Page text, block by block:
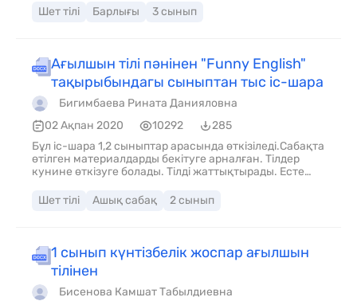
Шет тілі Барлығы 3 сынып
Ағылшын тілі пәнінен "Funny English"
тақырыбындагы сыныптан тыс іс-шара
Бигимбаева Рината Данияловна
02 Ақпан 2020
10292
285
Бұл іс-шара 1,2 сыныптар арасында өткізіледі.Сабақта
өтілген материалдарды бекітуге арналған. Тілдер
кунине өткізуге болады. Тілді жаттықтырады. Есте
дамытады.жаңартылған бағдарламаға сай
Шет тілі Ашық сабақ 2 сынып
1 сынып күнтізбелік жоспар ағылшын
тілінен
Бисенова Камшат Табылдиевна